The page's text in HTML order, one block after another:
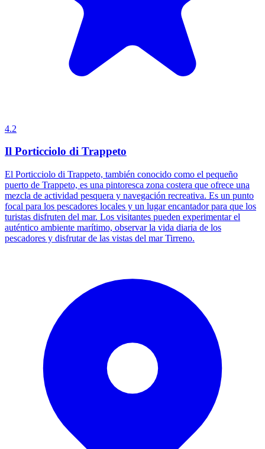
4.2
Il Porticciolo di Trappeto
El Porticciolo di Trappeto, también conocido como el pequeño
puerto de Trappeto, es una pintoresca zona costera que ofrece una
mezcla de actividad pesquera y navegación recreativa. Es un punto
focal para los pescadores locales y un lugar encantador para que los
turistas disfruten del mar. Los visitantes pueden experimentar el
auténtico ambiente marítimo, observar la vida diaria de los
pescadores y disfrutar de las vistas del mar Tirreno.